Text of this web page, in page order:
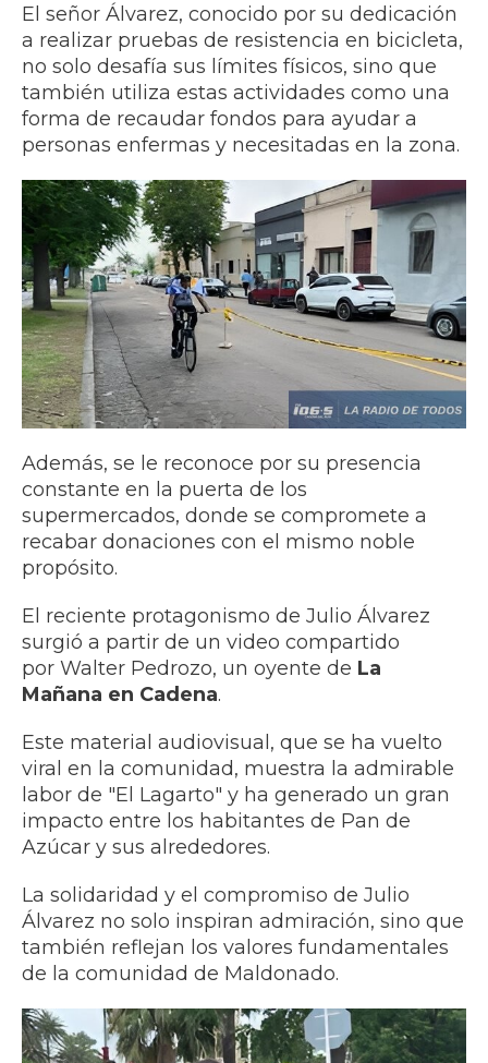
El señor Álvarez, conocido por su dedicación
a realizar pruebas de resistencia en bicicleta,
no solo desafía sus límites físicos, sino que
también utiliza estas actividades como una
forma de recaudar fondos para ayudar a
personas enfermas y necesitadas en la zona.
Además, se le reconoce por su presencia
constante en la puerta de los
supermercados, donde se compromete a
recabar donaciones con el mismo noble
propósito.
El reciente protagonismo de Julio Álvarez
surgió a partir de un video compartido
por Walter Pedrozo, un oyente de La
Mañana en Cadena.
Este material audiovisual, que se ha vuelto
viral en la comunidad, muestra la admirable
labor de "El Lagarto" y ha generado un gran
impacto entre los habitantes de Pan de
Azúcar y sus alrededores.
La solidaridad y el compromiso de Julio
Álvarez no solo inspiran admiración, sino que
también reflejan los valores fundamentales
de la comunidad de Maldonado.